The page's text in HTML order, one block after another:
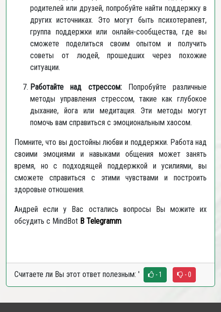
родителей или друзей, попробуйте найти поддержку в
других источниках. Это могут быть психотерапевт,
группа поддержки или онлайн-сообщества, где вы
сможете поделиться своим опытом и получить
советы от людей, прошедших через похожие
ситуации.
Работайте над стрессом:Попробуйте различные
методы управления стрессом, такие как глубокое
дыхание, йога или медитация. Эти методы могут
помочь вам справиться с эмоциональным хаосом.
Помните, что вы достойны любви и поддержки. Работа над
своими эмоциями и навыками общения может занять
время, но с подходящей поддержкой и усилиями, вы
сможете справиться с этими чувствами и построить
здоровые отношения.
Андрей если у Вас остались вопросы Вы можите их
обсудить с MindBot В Telegramm
Считаете ли Вы этот ответ полезным: ' - 1 - 0